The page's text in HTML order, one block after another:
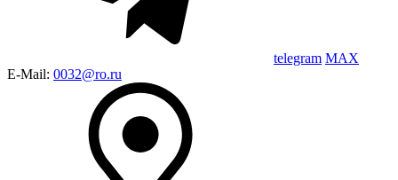
telegram MAX
E-Mail: 0032@ro.ru